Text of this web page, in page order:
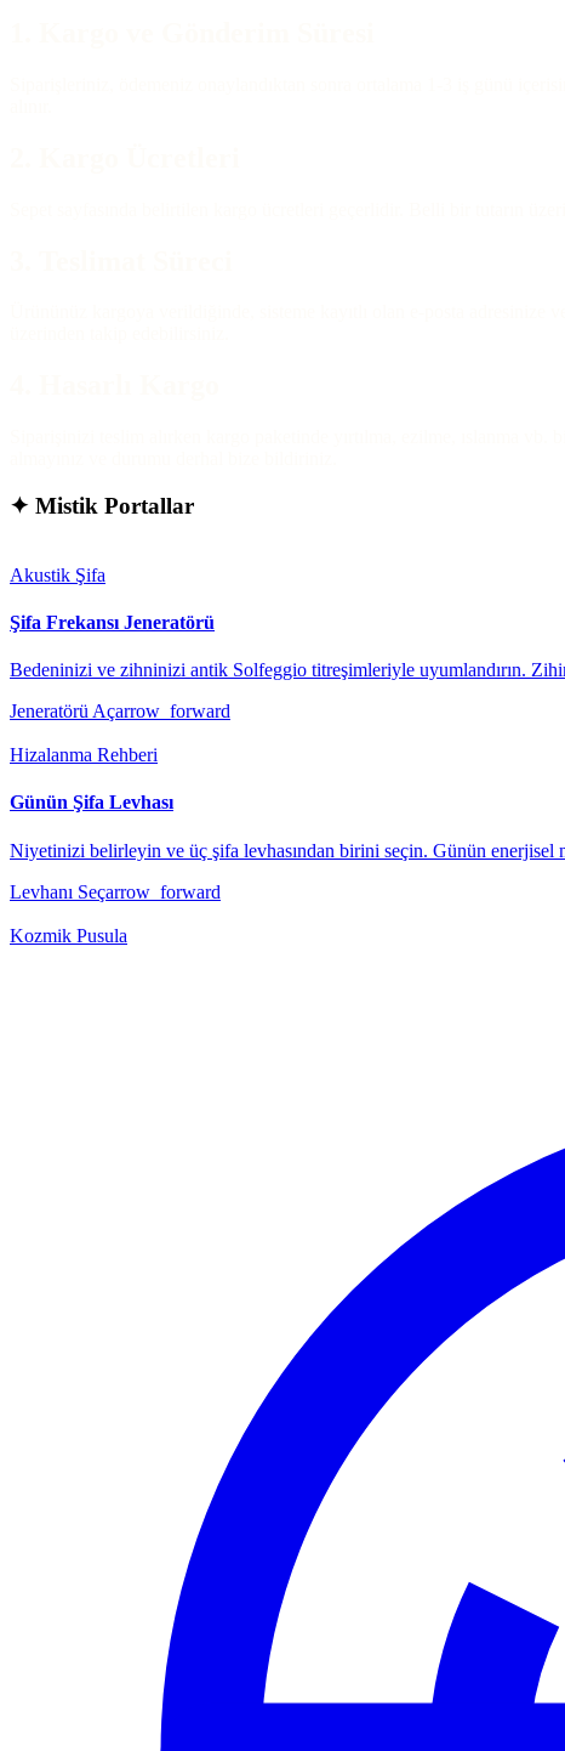
✦ Mistik Portallar
Akustik Şifa
Şifa Frekansı Jeneratörü
Bedeninizi ve zihninizi antik Solfeggio titreşimleriyle uyumlandırın.
Jeneratörü Açarrow_forward
Hizalanma Rehberi
Günün Şifa Levhası
Niyetinizi belirleyin ve üç şifa levhasından birini seçin. Günün enerjisel
Levhanı Seçarrow_forward
Kozmik Pusula